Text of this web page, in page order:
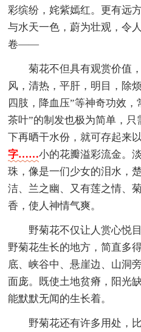
彩缤纷，姹紫嫣红。更有远
与水天一色，蔚为壮观，令
卷——
菊花不但具有观赏价值
风，清热，平肝，明目，除
四肢，降血压”等神奇功效
茶叶”的制发也极为简单，
下再晒干水份，就可存起来
字……小的花瓣溢彩流金。
珠，像是一们少女的泪水，
洁、兰之幽、又有莲之情、
香，使人神情气爽。
野菊花不仅让人赏心悦
野菊花生长的地方，简直多
底、峡谷中、悬崖边、山
面庞。既使土地贫瘠，阳光
能默默无闻的生长着。
野菊花还有许多用处，